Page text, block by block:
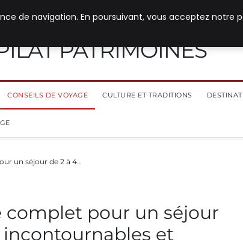
PATRIMOINES
CONSEILS DE VOYAGE CULTURE ET TRADITIONS
un séjour de 2 à 4…
complet pour un séjour
incontournables et
de navigation. En poursuivant, vous acceptez notre